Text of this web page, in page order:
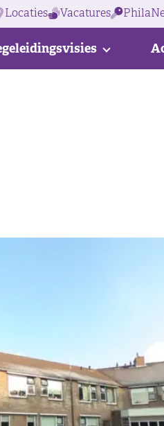
Locaties Vacatures